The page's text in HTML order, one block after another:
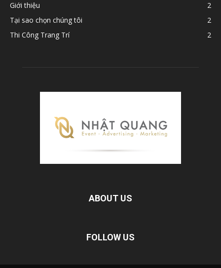
Giới thiệu
2
Tại sao chọn chúng tôi
2
Thi Công Trang Trí
2
ABOUT US
FOLLOW US